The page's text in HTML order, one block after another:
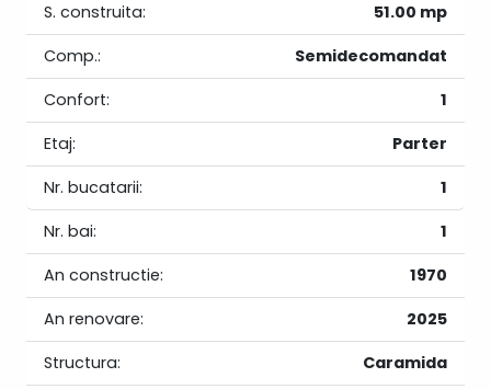
S. construita:
51.00 mp
Comp.:
Semidecomandat
Confort:
1
Etaj:
Parter
Nr. bucatarii:
1
Nr. bai:
1
An constructie:
1970
An renovare:
2025
Structura:
Caramida